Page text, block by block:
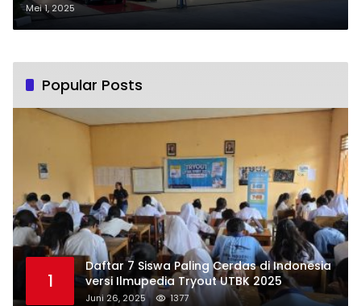
Lengkap
Mei 1, 2025
Popular Posts
1
Daftar 7 Siswa Paling Cerdas di Indonesia
versi Ilmupedia Tryout UTBK 2025
Juni 26, 2025 1377